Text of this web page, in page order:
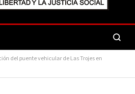
del puente vehicular de Las Trojes en